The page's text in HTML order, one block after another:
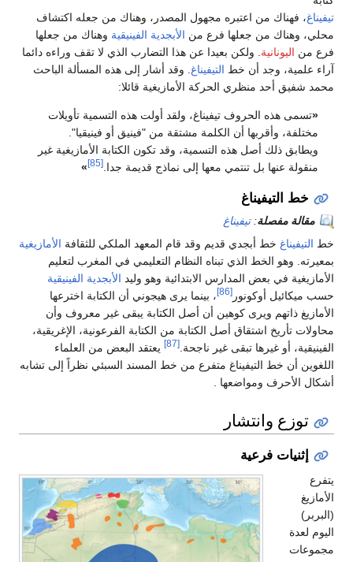
اعتبره مجهول المصدر، وهناك من جعله اكتشاف
جعلها فرع من الأبجدية الفينيقيةوهناك من جعلها
. ولكن بعيدا عن هذا التضارب الذي لا تقف وراءه دائما
أن خط التيفيناغ. وقد أشار إلى هذه المسألة الباحث
الحركة الأمازيغية قائلا:
تيفيناغ، ولقد أولت هذه التسمية تأويلات
أن الكلمة مشتقة من "فينيق أو فينيقيا".
هذه التسمية، وقد تكون الكتابة الأمازيغية غير
بل تنتمي معها إلى نماذج قديمة جدا.
»
تيفيناغ
قديم وقد قام المعهد الملكي للثقافةالأمازيغية
الذي تبناه النظام التعليمي في المغرب لتعليم
المدارس الابتدائية وهو وليد الأبجدية الفينيقية
، بينما يرى هيجوني أن الكتابة اخترعها
ويرى كوهين أن أصل الكتابة يبقى غير معروف وأن
أصل الكتابة من الكتابة الفرعونية، الإغريقية،
تبقى غير ناجحة.
يعتقد البعض من العلماء
متفرع من خط المسند السبئي نظراً إلى تشابه
.